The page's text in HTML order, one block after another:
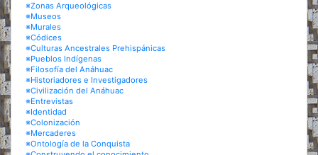
※Zonas Arqueológicas
※Museos
※Murales
※Códices
※Culturas Ancestrales Prehispánicas
※Pueblos Indígenas
※Filosofía del Anáhuac
※Historiadores e Investigadores
※Civilización del Anáhuac
※Entrevistas
※Identidad
※Colonización
※Mercaderes
※Ontología de la Conquista